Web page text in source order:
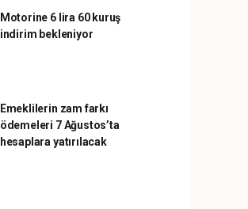
Motorine 6 lira 60 kuruş
indirim bekleniyor
Emeklilerin zam farkı
ödemeleri 7 Ağustos’ta
hesaplara yatırılacak